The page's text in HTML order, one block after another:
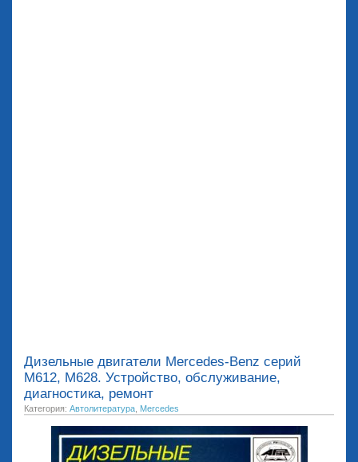
Дизельные двигатели Mercedes-Benz серий
М612, М628. Устройство, обслуживание,
диагностика, ремонт
Категория: Автолитература Mercedes